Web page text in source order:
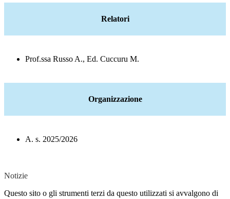
Relatori
Prof.ssa Russo A., Ed. Cuccuru M.
Organizzazione
A. s. 2025/2026
Notizie
Questo sito o gli strumenti terzi da questo utilizzati si avvalgono di